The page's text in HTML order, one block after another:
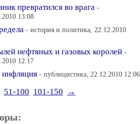
превратился во врага -
13:08
- история и политика, 22.12.2010
нефтяных и газовых королей -
12:17
инфляция - публицистика, 22.12.2010 12:06
51-100 101-150 →